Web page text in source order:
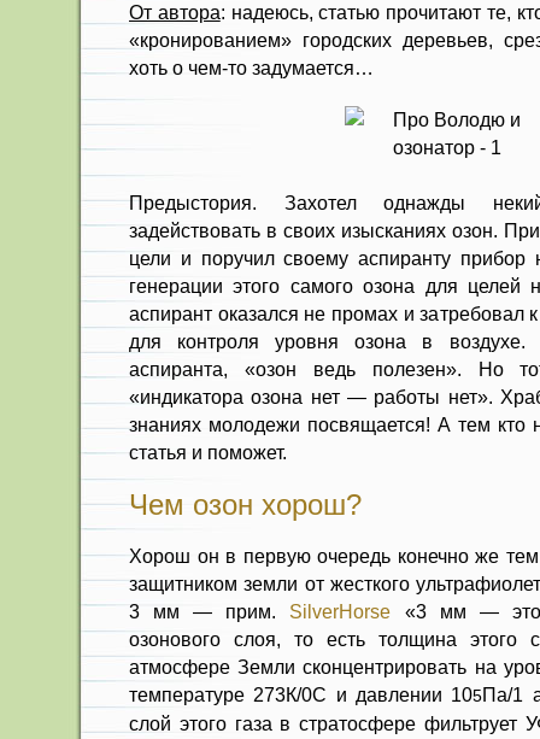
От автора: надеюсь, статью прочитают те,
«кронированием» городских деревьев,
хоть о чем-то задумается…
Предыстория. Захотел однажды
задействовать в своих изысканиях озон.
цели и поручил своему аспиранту прибор
генерации этого самого озона для целей
аспирант оказался не промах и затребовал
для контроля уровня озона в
аспиранта, «озон ведь полезен». Но
«индикатора озона нет — работы нет».
знаниях молодежи посвящается! А тем
статья и поможет.
Чем озон хорош?
Хорош он в первую очередь конечно же
защитником земли от жесткого
3 мм — прим. SilverHorse «3 мм — это
озонового слоя, то есть толщина этого
атмосфере Земли сконцентрировать на
температуре 273К/0С и давлении 105Па/1
слой этого газа в стратосфере